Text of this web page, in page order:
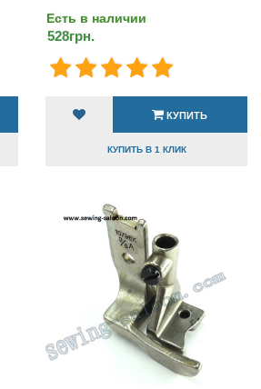
Есть в наличии
528грн.
КУПИТЬ
КУПИТЬ В 1 КЛИК